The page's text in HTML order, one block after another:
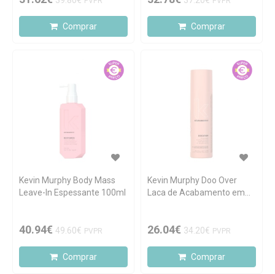
Comprar Comprar
Kevin Murphy Body Mass
Leave-In Espessante 100ml
40.94€ 49.60€ PVPR
Comprar
Kevin Murphy Doo Over
Laca de Acabamento em
26.04€ 34.20€ PVPR
Comprar